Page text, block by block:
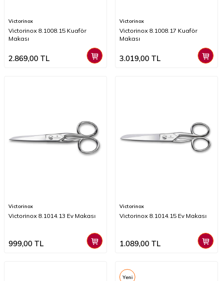
Victorinox
Victorinox 8.1008.15 Kuaför
Makası
2.869,00 TL
Victorinox
Victorinox 8.1008.17 Kuaför
Makası
3.019,00 TL
Victorinox
Victorinox 8.1014.13 Ev Makası
999,00 TL
Victorinox
Victorinox 8.1014.15 Ev Makası
1.089,00 TL
Yeni